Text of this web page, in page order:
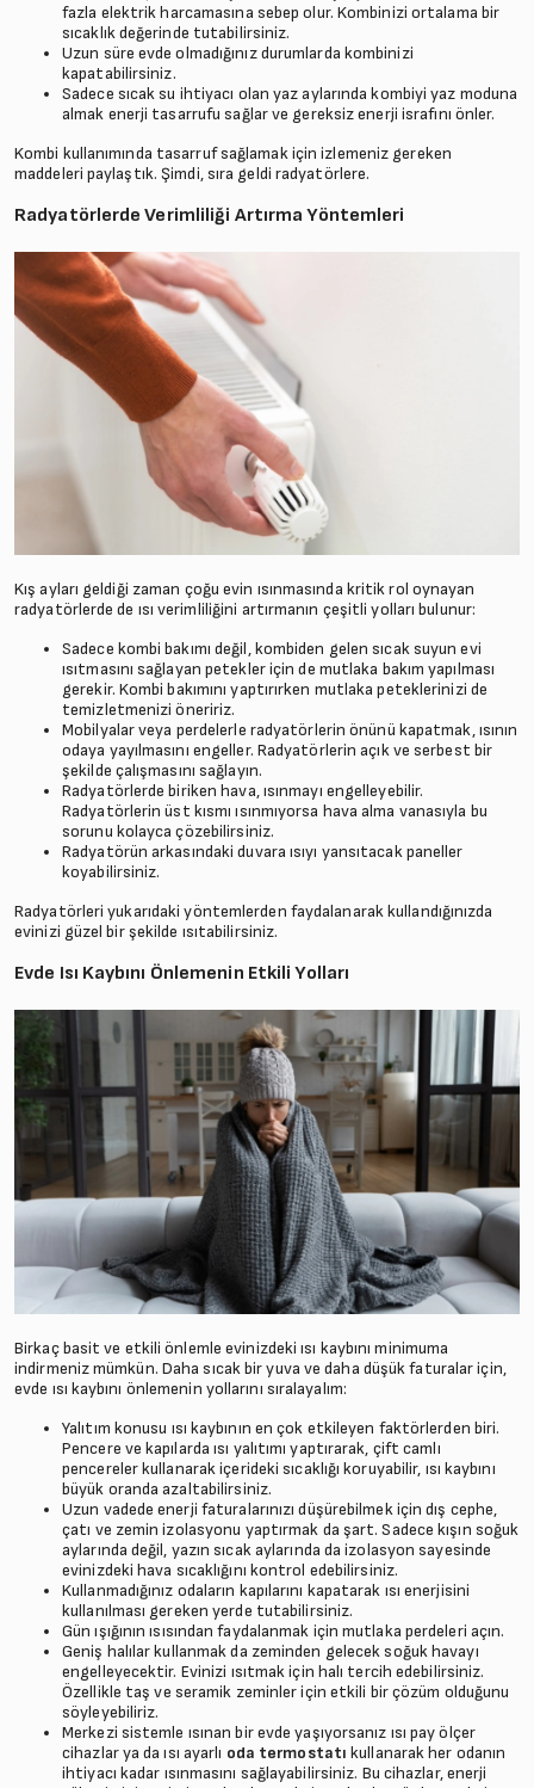
fazla elektrik harcamasına sebep olur. Kombinizi ortalama bir
sıcaklık değerinde tutabilirsiniz.
Uzun süre evde olmadığınız durumlarda kombinizi
kapatabilirsiniz.
Sadece sıcak su ihtiyacı olan yaz aylarında kombiyi yaz moduna
almak enerji tasarrufu sağlar ve gereksiz enerji israfını önler.
Kombi kullanımında tasarruf sağlamak için izlemeniz gereken
maddeleri paylaştık. Şimdi, sıra geldi radyatörlere.
Radyatörlerde Verimliliği Artırma Yöntemleri
Kış ayları geldiği zaman çoğu evin ısınmasında kritik rol oynayan
radyatörlerde de ısı verimliliğini artırmanın çeşitli yolları bulunur:
Sadece kombi bakımı değil, kombiden gelen sıcak suyun evi
ısıtmasını sağlayan petekler için de mutlaka bakım yapılması
gerekir. Kombi bakımını yaptırırken mutlaka peteklerinizi de
temizletmenizi öneririz.
Mobilyalar veya perdelerle radyatörlerin önünü kapatmak, ısının
odaya yayılmasını engeller. Radyatörlerin açık ve serbest bir
şekilde çalışmasını sağlayın.
Radyatörlerde biriken hava, ısınmayı engelleyebilir.
Radyatörlerin üst kısmı ısınmıyorsa hava alma vanasıyla bu
sorunu kolayca çözebilirsiniz.
Radyatörün arkasındaki duvara ısıyı yansıtacak paneller
koyabilirsiniz.
Radyatörleri yukarıdaki yöntemlerden faydalanarak kullandığınızda
evinizi güzel bir şekilde ısıtabilirsiniz.
Evde Isı Kaybını Önlemenin Etkili Yolları
Birkaç basit ve etkili önlemle evinizdeki ısı kaybını minimuma
indirmeniz mümkün. Daha sıcak bir yuva ve daha düşük faturalar için,
evde ısı kaybını önlemenin yollarını sıralayalım:
Yalıtım konusu ısı kaybının en çok etkileyen faktörlerden biri.
Pencere ve kapılarda ısı yalıtımı yaptırarak, çift camlı
pencereler kullanarak içerideki sıcaklığı koruyabilir, ısı kaybını
büyük oranda azaltabilirsiniz.
Uzun vadede enerji faturalarınızı düşürebilmek için dış cephe,
çatı ve zemin izolasyonu yaptırmak da şart. Sadece kışın soğuk
aylarında değil, yazın sıcak aylarında da izolasyon sayesinde
evinizdeki hava sıcaklığını kontrol edebilirsiniz.
Kullanmadığınız odaların kapılarını kapatarak ısı enerjisini
kullanılması gereken yerde tutabilirsiniz.
Gün ışığının ısısından faydalanmak için mutlaka perdeleri açın.
Geniş halılar kullanmak da zeminden gelecek soğuk havayı
engelleyecektir. Evinizi ısıtmak için halı tercih edebilirsiniz.
Özellikle taş ve seramik zeminler için etkili bir çözüm olduğunu
söyleyebiliriz.
Merkezi sistemle ısınan bir evde yaşıyorsanız ısı pay ölçer
cihazlar ya da ısı ayarlı oda termostatı kullanarak her odanın
ihtiyacı kadar ısınmasını sağlayabilirsiniz. Bu cihazlar, enerji